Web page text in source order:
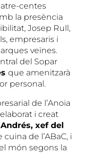
centes
la presència
Josep Rull,
empresaris i
veïnes.
del Sopar
que amenitzarà
personal.
de l’Anoia
i creat
xef del
cuina de l’ABaC, i
món segons la